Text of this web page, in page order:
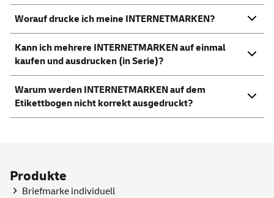
Worauf drucke ich meine INTERNETMARKEN?
Kann ich mehrere INTERNETMARKEN auf einmal
kaufen und ausdrucken (in Serie)?
Warum werden INTERNETMARKEN auf dem
Etikettbogen nicht korrekt ausgedruckt?
Produkte
Briefmarke individuell